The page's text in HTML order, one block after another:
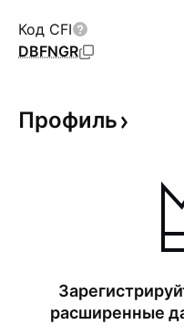
Код CFI
DBFNGR
Профиль
расширенные